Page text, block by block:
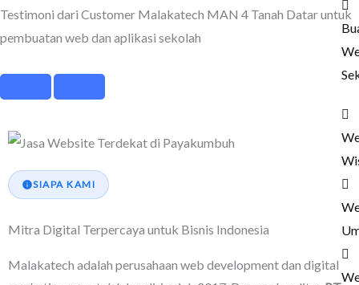
Testimoni dari Customer Malakatech MAN 4 Tanah Datar untuk
pembuatan web dan aplikasi sekolah
SIAPA KAMI
Mitra Digital Terpercaya untuk Bisnis Indonesia
Malakatech adalah perusahaan web development dan digital